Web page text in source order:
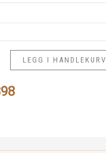
LEGG I HANDLEKURV
Prisområde: